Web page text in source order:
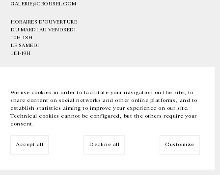
We use cookies in order to facilitate your navigation on the site, to
share content on social networks and other online platforms, and to
establish statistics aiming to improve your experience on our site.
Technical cookies cannot be configured, but the others require your
consent.
Accept all Decline all Customize
GALERIE@CROUSEL.COM
HORAIRES D'OUVERTURE
DU MARDI AU VENDREDI
10H-18H
LE SAMEDI
11H-19H
EN FR 中文 Facebook Instagram
Inscrivez-vous à notre newsletter